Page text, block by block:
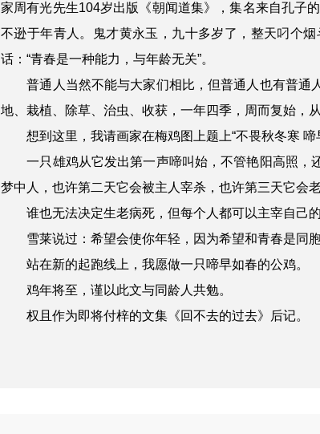
家周有光先生104岁出版《朝闻道集》，集名来自孔子
不逊于年青人。鬼才黄永玉，九十多岁了，整天叼个
话：“青春是一种能力，与年龄无关”。
普通人当然不能与大家们相比，但普通人也有普通
地、栽植、除草、治虫、收获，一年四季，周而复始，
想到这里，我请画家在梅鸡图上题上“不畏秋冬寒 啼
一只雄鸡从它发出第一声啼叫始，不管艳阳高照，
梦中人，也许第二天它会被主人宰杀，也许第三天它会老
谁也无法决定生老病死，但每个人都可以主宰自己
雪莱说过：希望会使你年轻，因为希望和青春是同胞
站在新的起跑线上，我愿做一只啼早如春的公鸡。
鸡年将至，谨以此文与同龄人共勉。
权且作为即将付梓的文集《回不去的过去》后记。